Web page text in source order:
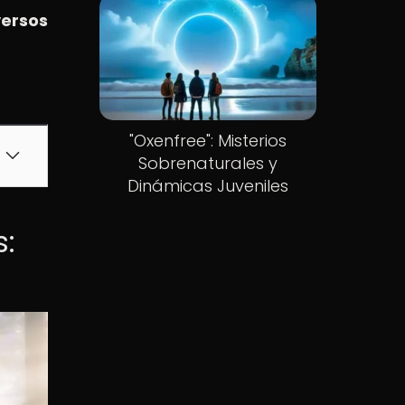
"Oxenfree": Misterios
Sobrenaturales y
Dinámicas Juveniles